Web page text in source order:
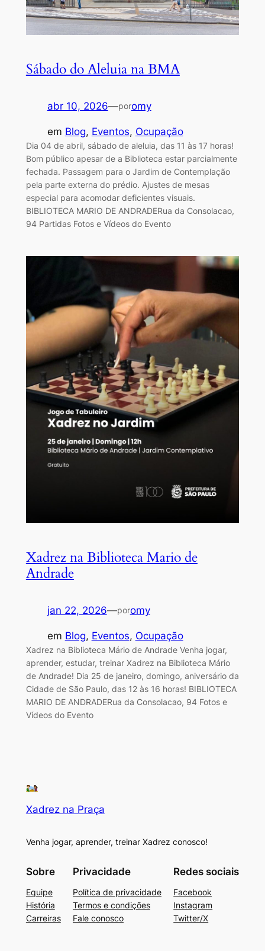
Sábado do Aleluia na BMA
abr 10, 2026—poromy
em Blog, Eventos, Ocupação
Dia 04 de abril, sábado de aleluia, das 11 às 17 horas!
Bom público apesar de a Biblioteca estar parcialmente
fechada. Passagem para o Jardim de Contemplação
pela parte externa do prédio. Ajustes de mesas
especial para acomodar deficientes visuais.
BIBLIOTECA MARIO DE ANDRADERua da Consolacao,
94 Partidas Fotos e Vídeos do Evento
Xadrez na Biblioteca Mario de
Andrade
jan 22, 2026—poromy
em Blog, Eventos, Ocupação
Xadrez na Biblioteca Mário de Andrade Venha jogar,
aprender, estudar, treinar Xadrez na Biblioteca Mário
de Andrade! Dia 25 de janeiro, domingo, aniversário da
Cidade de São Paulo, das 12 às 16 horas! BIBLIOTECA
MARIO DE ANDRADERua da Consolacao, 94 Fotos e
Vídeos do Evento
Xadrez na Praça
Venha jogar, aprender, treinar Xadrez conosco!
Sobre
Equipe
História
Carreiras
Privacidade
Política de privacidade
Termos e condições
Fale conosco
Redes sociais
Facebook
Instagram
Twitter/X